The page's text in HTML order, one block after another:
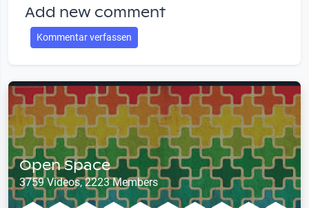
Add new comment
Kommentar verfassen
Open Space
3759 Videos, 2223 Members